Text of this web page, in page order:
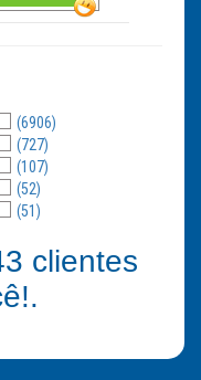
(6906)
(727)
(107)
(52)
(51)
clientes